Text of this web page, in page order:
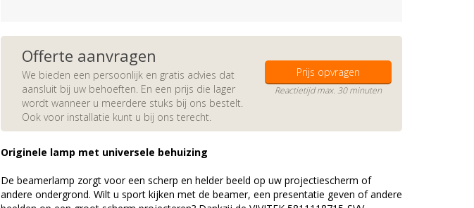
Offerte aanvragen
We bieden een persoonlijk en gratis advies dat
aansluit bij uw behoeften. En een prijs die lager
wordt wanneer u meerdere stuks bij ons bestelt.
Ook voor installatie kunt u bij ons terecht.
Prijs opvragen
Reactietijd max. 30 minuten
Originele lamp met universele behuizing
De beamerlamp zorgt voor een scherp en helder beeld op uw projectiescherm of
andere ondergrond. Wilt u sport kijken met de beamer, een presentatie geven of andere